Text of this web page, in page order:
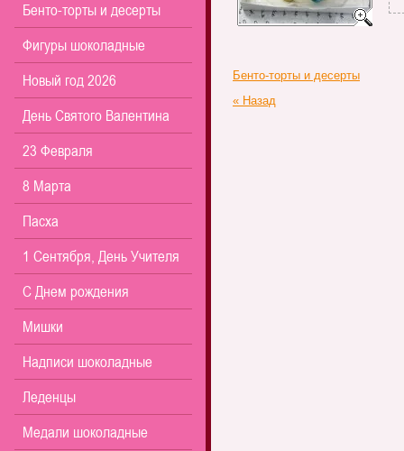
Бенто-торты и десерты
« Назад
Бенто-торты и десерты
Фигуры шоколадные
Новый год 2026
День Святого Валентина
23 Февраля
8 Марта
Пасха
1 Сентября, День Учителя
С Днем рождения
Мишки
Надписи шоколадные
Леденцы
Медали шоколадные